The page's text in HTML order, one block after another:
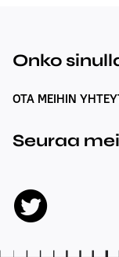
Onko
OTA MEIHIN
Seuraa